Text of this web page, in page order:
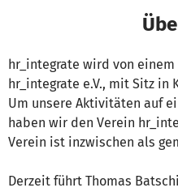
hr_integrate wird von
hr_integrate e.V., mit Sitz in
Um unsere Aktivitäten auf
haben wir den Verein
Verein ist inzwischen als
Derzeit führt Thomas